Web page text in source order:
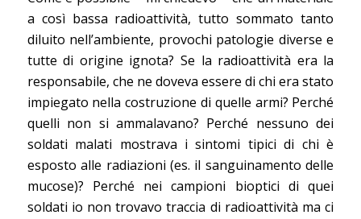
a così bassa radioattività, tutto sommato tanto
diluito nell’ambiente, provochi patologie diverse e
tutte di origine ignota? Se la radioattività era la
responsabile, che ne doveva essere di chi era stato
impiegato nella costruzione di quelle armi? Perché
quelli non si ammalavano? Perché nessuno dei
soldati malati mostrava i sintomi tipici di chi è
esposto alle radiazioni (es. il sanguinamento delle
mucose)? Perché nei campioni bioptici di quei
soldati io non trovavo traccia di radioattività ma ci